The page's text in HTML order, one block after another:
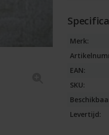
Merk:
EAN:
SKU:
Levertijd: